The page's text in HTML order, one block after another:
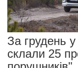
За грудень у
склали 25